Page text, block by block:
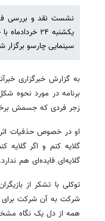
نشست نقد و بررسی
یکشنبه ۲۴
سینمایی چارسو برگزار
به گزارش خبرگزاری
برنامه در مورد نحوه
زجر فردی که جسمش
او در خصوص حذفیات
گلایه کنم و اگر گلایه
گلایه‌ای فایده‌ای هم ندارد.
توکلی با تشکر از
شرکت به آن شرکت برای
همه از دل یک نگاه